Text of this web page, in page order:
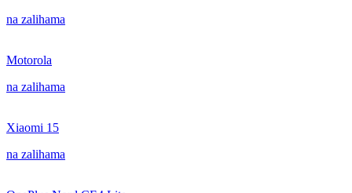
na zalihama
Motorola
na zalihama
Xiaomi 15
na zalihama